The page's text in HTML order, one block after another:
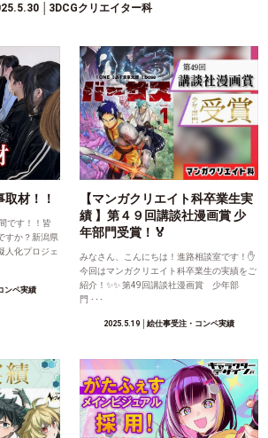
│3DCGクリエイター科
取材！！
です！！皆
すか？新潟県
人化プロジェ
ンペ実績
【マンガクリエイト科卒業生実
績 】第４９回講談社漫画賞 少
年部門受賞！🏅
みなさん、こんにちは！進路相談室です！✋
今回はマンガクリエイト科卒業生の実績をご
紹介！✨✨ 第49回講談社漫画賞 少年部
門 ･･･
2025.5.19 │絵仕事受注・コンペ実績